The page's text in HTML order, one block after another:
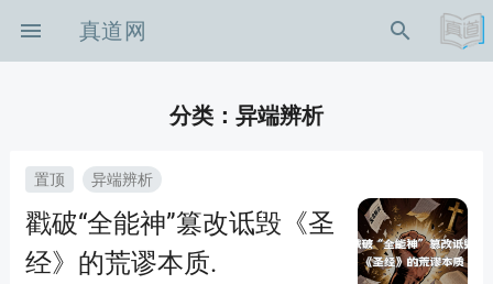
menu 真道网 search
shouye
分类：异端辨析
置顶 异端辨析
戳破“全能神”篡改诋毁《圣
经》的荒谬本质.